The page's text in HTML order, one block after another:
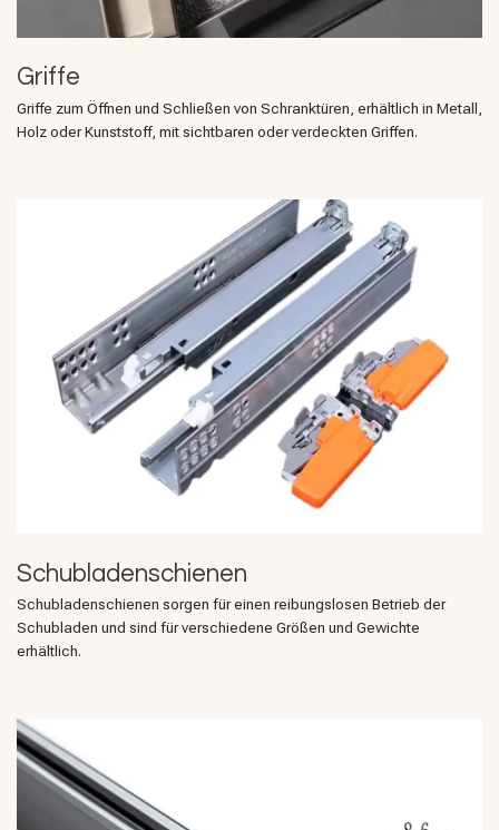
Griffe
Griffe zum Öffnen und Schließen von Schranktüren, erhältlich in Metall,
Holz oder Kunststoff, mit sichtbaren oder verdeckten Griffen.
Schubladenschienen
Schubladenschienen sorgen für einen reibungslosen Betrieb der
Schubladen und sind für verschiedene Größen und Gewichte
erhältlich.